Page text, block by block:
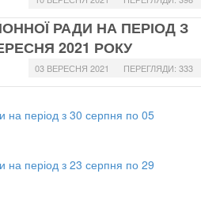
РАДИ НА ПЕРІОД З
2021 РОКУ
03 ВЕРЕСНЯ 2021 ПЕРЕГЛЯДИ: 333
на період з 30 серпня по 05
на період з 23 серпня по 29